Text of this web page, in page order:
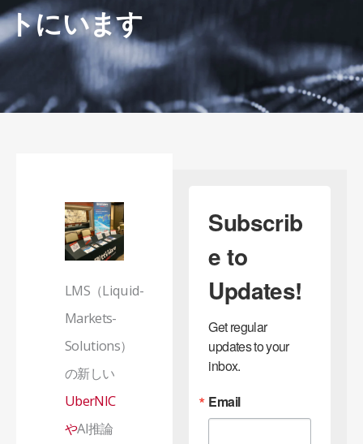
トにいます
LMS（Liquid-
Markets-
Solutions）
の新しい
UberNIC
やAI推論
Subscrib
e to
Updates!
Get regular
updates to your
inbox.
Email